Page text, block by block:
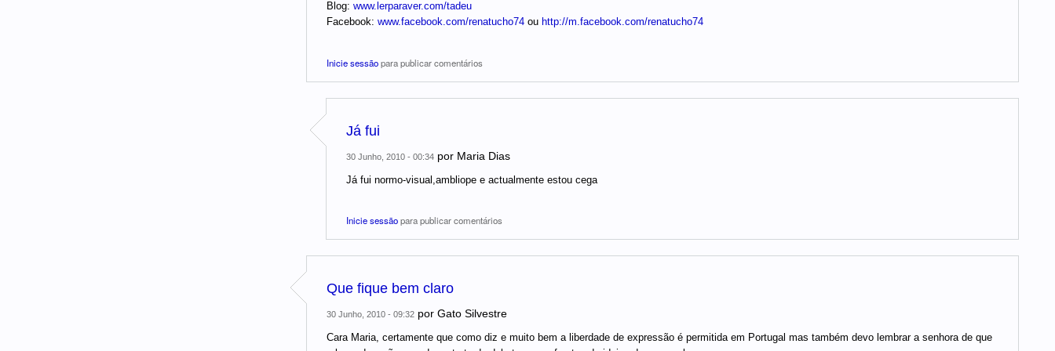
Blog: www.lerparaver.com/tadeu
Facebook: www.facebook.com/renatucho74ou http://m.facebook.com/renatucho74
Inicie sessãopara publicar comentários
Já fui
30 Junho, 2010 - 00:34por Maria Dias
Já fui normo-visual,ambliope e actualmente estou cega
Inicie sessãopara publicar comentários
Que fique bem claro
30 Junho, 2010 - 09:32por Gato Silvestre
Cara Maria, certamente que como diz e muito bem a liberdade de expressão é permitida em Portugal mas também devo lembrar a senhora de que